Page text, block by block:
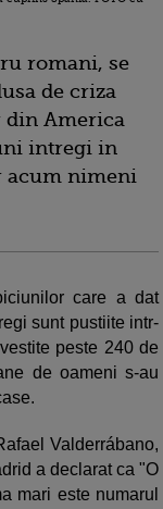
romani, se
de criza
din America
intregi in
acum nimeni
care a dat
sunt pustiite intr-
peste 240 de
de oameni s-au
Valderrábano,
a declarat ca "O
mari este numarul